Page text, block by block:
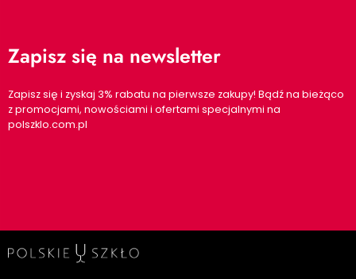
Zapisz się na newsletter
Zapisz się i zyskaj 3% rabatu na pierwsze zakupy! Bądź na bieżąco
z promocjami, nowościami i ofertami specjalnymi na
polszklo.com.pl